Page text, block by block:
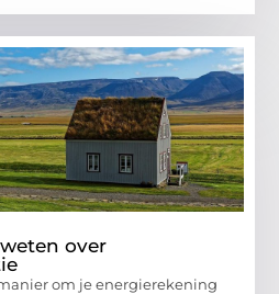
over
om je energierekening